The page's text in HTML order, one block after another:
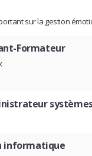
sur la gestion
Formateur
informatique